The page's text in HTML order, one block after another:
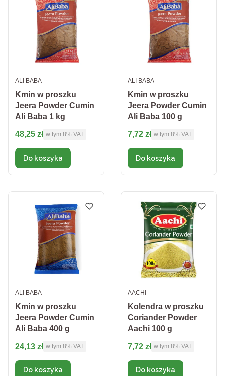
Kmin w proszku
Jeera Powder Cumin
Ali Baba 1 kg
PRODUCENT
ALI BABA
Cena brutto
48,25 zł w tym %s VAT
w tym 8% VAT
Do koszyka
Kmin w proszku
Jeera Powder Cumin
Ali Baba 100 g
PRODUCENT
ALI BABA
Cena brutto
7,72 zł w tym %s VAT
w tym 8% VAT
Do koszyka
Kmin w proszku
Jeera Powder Cumin
Ali Baba 400 g
PRODUCENT
ALI BABA
Cena brutto
24,13 zł w tym %s VAT
w tym 8% VAT
Do koszyka
Kolendra w proszku
Coriander Powder
Aachi 100 g
PRODUCENT
AACHI
Cena brutto
7,72 zł w tym %s VAT
w tym 8% VAT
Do koszyka